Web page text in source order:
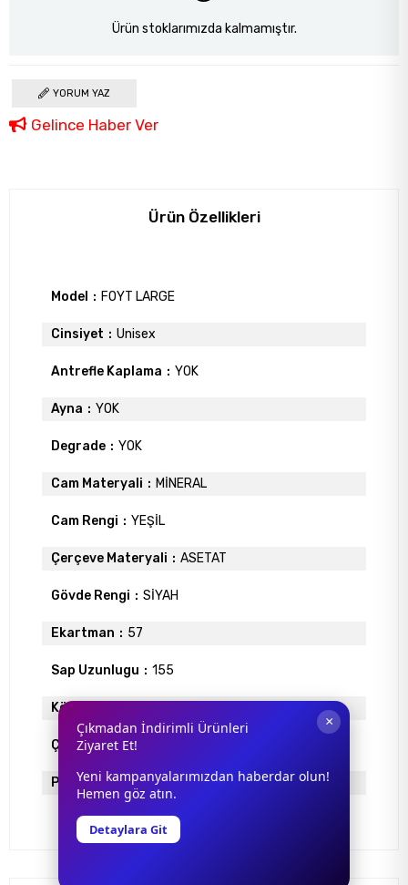
Ürün stoklarımızda kalmamıştır.
YORUM YAZ
Gelince Haber Ver
Ürün Özellikleri
Model FOYT LARGE
Cinsiyet Unisex
Antrefle Kaplama YOK
Ayna YOK
Degrade YOK
Cam Materyali MİNERAL
Cam Rengi YEŞİL
Çerçeve Materyali ASETAT
Gövde Rengi SİYAH
Ekartman 57
Sap Uzunlugu 155
Köprü Genişliği
Çerçeve Tipi
Polarize VAR
×
Çıkmadan İndirimli Ürünleri
Ziyaret Et!
Yeni kampanyalarımızdan haberdar olun!
Hemen göz atın.
Detaylara Git